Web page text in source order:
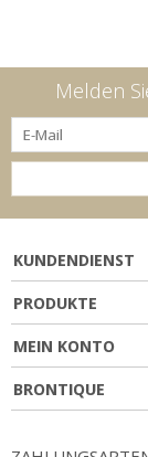
Melden
KUNDENDIENST
PRODUKTE
MEIN KONTO
BRONTIQUE